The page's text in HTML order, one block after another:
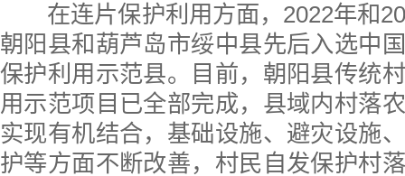
在连片保护利用方面，2022年和
朝阳县和葫芦岛市绥中县先后入选中
保护利用示范县。目前，朝阳县传统
用示范项目已全部完成，县域内村落
实现有机结合，基础设施、避灾设施
护等方面不断改善，村民自发保护村